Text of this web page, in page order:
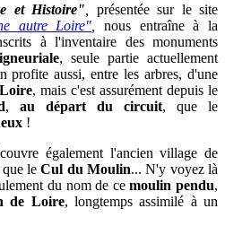
et Histoire"
présentée sur le site
autre Loire"
nous entraîne à la
à l'inventaire des monuments
, seule partie actuellement
profite aussi, entre les arbres, d'une
, mais c'est assurément depuis le
, au départ du circuit, que le
!
également l'ancien village de
que leCul du Moulin... N'y voyez là
du nom de cemoulin pendu,
de Loire, longtemps assimilé à un